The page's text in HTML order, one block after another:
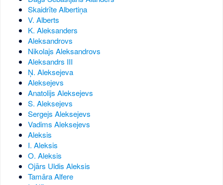
Skaidrīte Albertiņa
V. Alberts
K. Aleksanders
Aleksandrovs
Nikolajs Aleksandrovs
Aleksandrs III
Ņ. Aleksejeva
Aleksejevs
Anatolijs Aleksejevs
S. Aleksejevs
Sergejs Aleksejevs
Vadims Aleksejevs
Aleksis
I. Aleksis
O. Aleksis
Ojārs Uldis Aleksis
Tamāra Alfere